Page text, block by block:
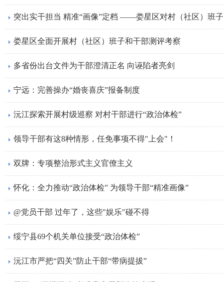
突出实干担当 精准“画像”定档 ——娄星区对村（社区）班
娄星区全面开展村（社区）班子和干部测评考察
多省份出台文件为干部澄清正名 向诬陷者亮剑
宁远：完善操办“婚丧喜庆”报备制度
沅江探索开展村级巡察 对村干部进行“政治体检”
领导干部有这8种情形，任免事项不得"上会"！
双牌：专项整治形式主义官僚主义
怀化：全力推动“政治体检” 为领导干部“精准画像”
@党员干部 过年了，这些"娱乐"碰不得
绥宁县69个机关单位接受“政治体检”
沅江市严把“四关”防止干部“带病提拔”